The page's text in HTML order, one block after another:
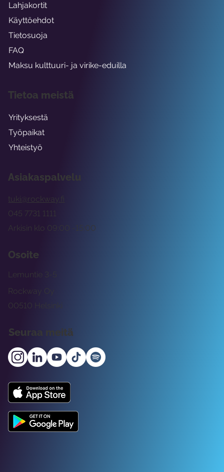
Asiakaspalvelu
tuki@rockway.fi
Arkisin klo 09:00 -15:00
045 7731 1111
Osoite
Rockway Oy
Lemuntie 3-5
00510 Helsinki
Seuraa meitä
Lahjakortit
Käyttöehdot
Tietosuoja
FAQ
Maksu kulttuuri- ja virike-eduilla
Tietoa meistä
Yrityksestä
Työpaikat
Yhteistyö